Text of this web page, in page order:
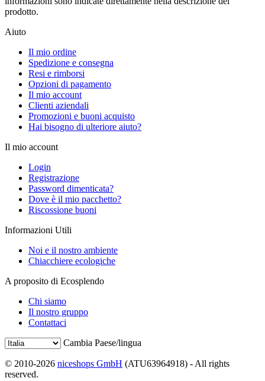
prodotto.
Aiuto
Il mio ordine
Spedizione e consegna
Resi e rimborsi
Opzioni di pagamento
Il mio account
Clienti aziendali
Promozioni e buoni acquisto
Hai bisogno di ulteriore aiuto?
Il mio account
Login
Registrazione
Password dimenticata?
Dove è il mio pacchetto?
Riscossione buoni
Informazioni Utili
Noi e il nostro ambiente
Chiacchiere ecologiche
A proposito di Ecosplendo
Chi siamo
Il nostro gruppo
Contattaci
Cambia Paese/lingua
© 2010-2026 niceshops GmbH (ATU63964918) - All rights
reserved.